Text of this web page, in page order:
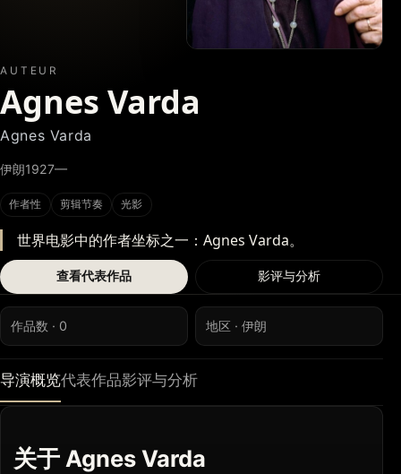
AUTEUR
Agnes Varda
Agnes Varda
伊朗1927—
作者性 剪辑节奏 光影
世界电影中的作者坐标之一：Agnes Varda。
查看代表作品 影评与分析
作品数 · 0 地区 · 伊朗
导演概览代表作品影评与分析
关于 Agnes Varda